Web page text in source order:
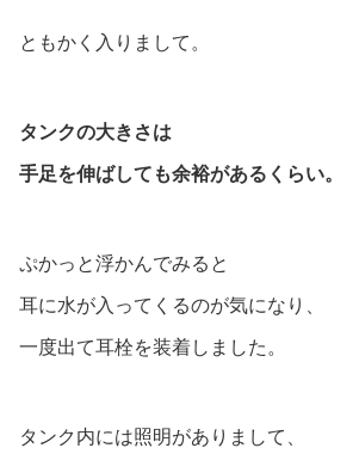
ともかく入りまして。
タンクの大きさは
手足を伸ばしても余裕があるくらい。
ぷかっと浮かんでみると
耳に水が入ってくるのが気になり、
一度出て耳栓を装着しました。
タンク内には照明がありまして、